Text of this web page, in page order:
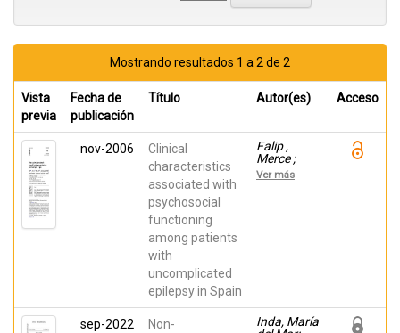
Mostrando resultados 1 a 2 de 2
Vista
previa
Fecha de
publicación
Título Autor(es) Acceso
nov-2006
Clinical
characteristics
associated with
psychosocial
functioning
among patients
with
uncomplicated
epilepsy in Spain
Falip ,
Merce ;
ARTAZCOZ,
LUCIA; De
Ver más
sep-2022 Non-
Inda, María